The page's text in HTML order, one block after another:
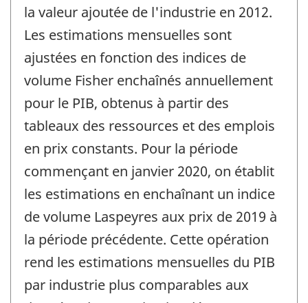
la valeur ajoutée de l'industrie en 2012.
Les estimations mensuelles sont
ajustées en fonction des indices de
volume Fisher enchaînés annuellement
pour le PIB, obtenus à partir des
tableaux des ressources et des emplois
en prix constants. Pour la période
commençant en janvier 2020, on établit
les estimations en enchaînant un indice
de volume Laspeyres aux prix de 2019 à
la période précédente. Cette opération
rend les estimations mensuelles du PIB
par industrie plus comparables aux